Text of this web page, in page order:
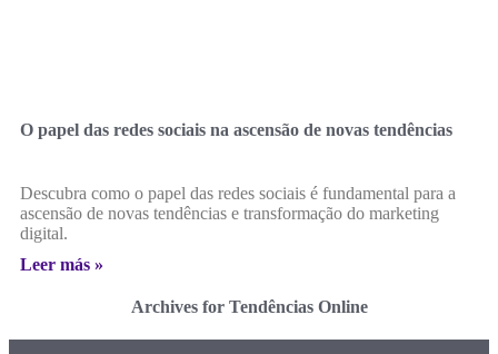
O papel das redes sociais na ascensão de novas tendências
Descubra como o papel das redes sociais é fundamental para a
ascensão de novas tendências e transformação do marketing
digital.
Leer más »
Archives for Tendências Online